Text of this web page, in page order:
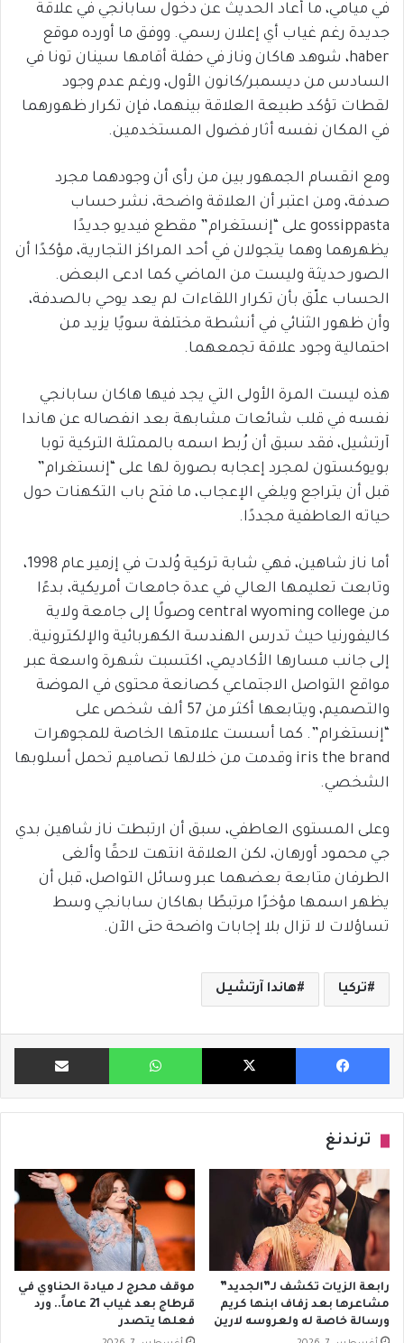
في ميامي، ما أعاد الحديث عن دخول سابانجي في علاقة
جديدة رغم غياب أي إعلان رسمي. ووفق ما أورده موقع
haber، شوهد هاكان وناز في حفلة أقامها سينان تونا في
السادس من ديسمبر/كانون الأول، ورغم عدم وجود
لقطات تؤكد طبيعة العلاقة بينهما، فإن تكرار ظهورهما
في المكان نفسه أثار فضول المستخدمين.
ومع انقسام الجمهور بين من رأى أن وجودهما مجرد
صدفة، ومن اعتبر أن العلاقة واضحة، نشر حساب
gossippasta على “إنستغرام” مقطع فيديو جديدًا
يظهرهما وهما يتجولان في أحد المراكز التجارية، مؤكدًا أن
الصور حديثة وليست من الماضي كما ادعى البعض.
الحساب علّق بأن تكرار اللقاءات لم يعد يوحي بالصدفة،
وأن ظهور الثنائي في أنشطة مختلفة سويًا يزيد من
احتمالية وجود علاقة تجمعهما.
هذه ليست المرة الأولى التي يجد فيها هاكان سابانجي
نفسه في قلب شائعات مشابهة بعد انفصاله عن هاندا
آرتشيل، فقد سبق أن رُبط اسمه بالممثلة التركية توبا
بويوكستون لمجرد إعجابه بصورة لها على “إنستغرام”
قبل أن يتراجع ويلغي الإعجاب، ما فتح باب التكهنات حول
حياته العاطفية مجددًا.
أما ناز شاهين، فهي شابة تركية وُلدت في إزمير عام 1998،
وتابعت تعليمها العالي في عدة جامعات أمريكية، بدءًا
من central wyoming college وصولًا إلى جامعة ولاية
كاليفورنيا حيث تدرس الهندسة الكهربائية والإلكترونية.
إلى جانب مسارها الأكاديمي، اكتسبت شهرة واسعة عبر
مواقع التواصل الاجتماعي كصانعة محتوى في الموضة
والتصميم، ويتابعها أكثر من 57 ألف شخص على
“إنستغرام”. كما أسست علامتها الخاصة للمجوهرات
iris the brand وقدمت من خلالها تصاميم تحمل أسلوبها
الشخصي.
وعلى المستوى العاطفي، سبق أن ارتبطت ناز شاهين بدي
جي محمود أورهان، لكن العلاقة انتهت لاحقًا وألغى
الطرفان متابعة بعضهما عبر وسائل التواصل، قبل أن
يظهر اسمها مؤخرًا مرتبطًا بهاكان سابانجي وسط
تساؤلات لا تزال بلا إجابات واضحة حتى الآن.
تركيا هاندا آرتشيل
فيسبوك X واتساب مشاركة
ترندنغ
رابعة الزيات تكشف لـ”الجديد”
مشاعرها بعد زفاف ابنها كريم
ورسالة خاصة له ولعروسه لارين
موقف محرج لـ ميادة الحناوي في
قرطاج بعد غياب 21 عاماً.. ورد
فعلها يتصدر